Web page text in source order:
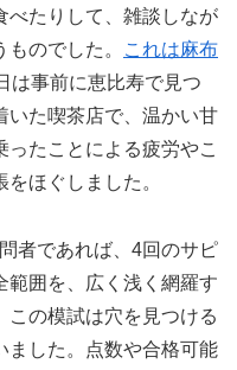
べたりして、雑談しなが
のでした。
これは麻布
は事前に恵比寿で見つ
いた喫茶店で、温かい甘
たことによる疲労やこ
ほぐしました。
者であれば、4回のサピ
範囲を、広く浅く網羅す
この模試は穴を見つける
ました。点数や合格可能